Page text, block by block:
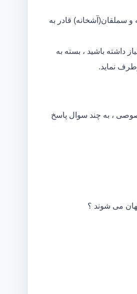
سملقان(آشخانه) قادر به
داشته باشید ، بسته به
نماید.
، به چند سوال پاسخ
می شوند ؟